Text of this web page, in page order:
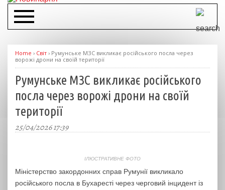
Home › Світ › Румунське МЗС викликає російського посла через
ворожі дрони на своїй території
Румунське МЗС викликає російського
посла через ворожі дрони на своїй
території
25/04/2026 17:39
ІЛЮСТРАТИВНЕ ФОТО
Міністерство закордонних справ Румунії викликало
російського посла в Бухаресті через черговий інцидент із